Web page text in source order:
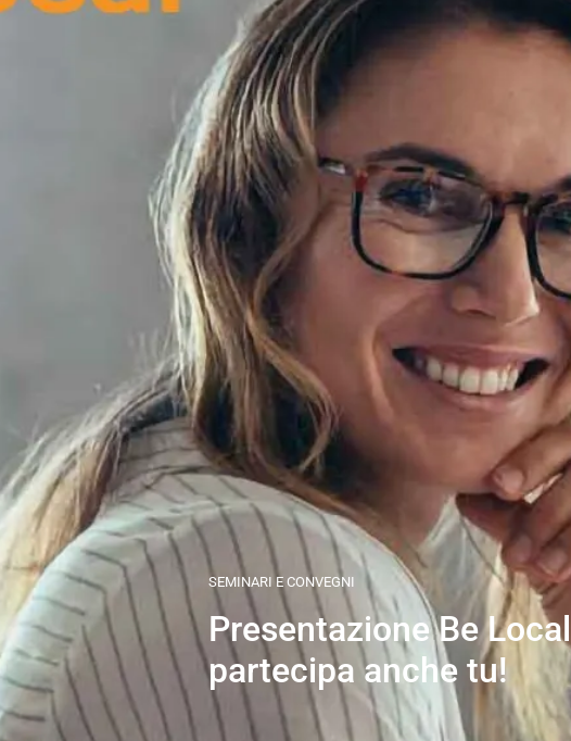
SEMINARI E CONVEGNI
Presentazione Be
partecipa anche tu!